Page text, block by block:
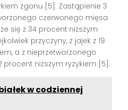
zgonu [5]. Zastąpienie 3
czerwonego mięsa
się z 34 procent niższym
przyczyny, z jajek z 19
a z nieprzetworzonego
procent niższym ryzykiem [5].
w codziennej